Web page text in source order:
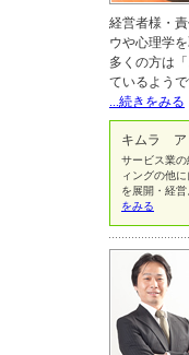
経営者様・
ウや心理学
多くの方は
ているよう
...続きをみる
キムラ ア
サービス業
ィングの他
を展開・経
をみる